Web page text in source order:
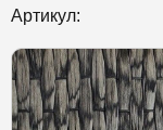
Артикул: